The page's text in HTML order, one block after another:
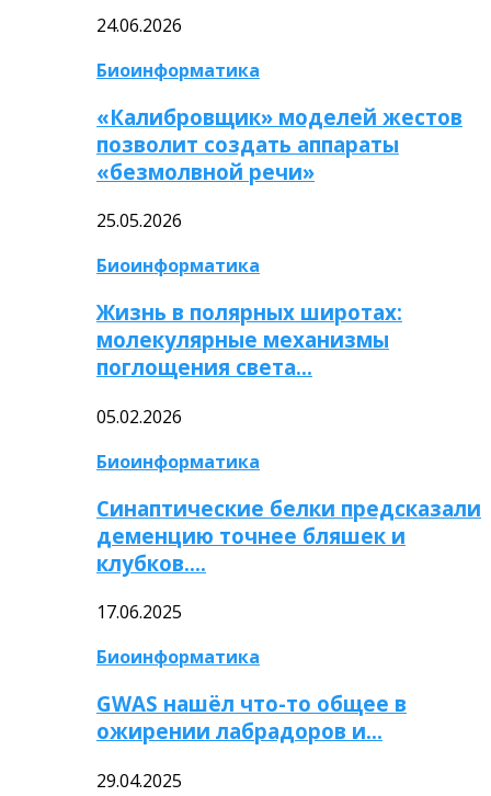
24.06.2026
Биоинформатика
«Калибровщик» моделей жестов
позволит создать аппараты
«безмолвной речи»
25.05.2026
Биоинформатика
Жизнь в полярных широтах:
молекулярные механизмы
поглощения света…
05.02.2026
Биоинформатика
Синаптические белки предсказали
деменцию точнее бляшек и
клубков….
17.06.2025
Биоинформатика
GWAS нашёл что-то общее в
ожирении лабрадоров и…
29.04.2025